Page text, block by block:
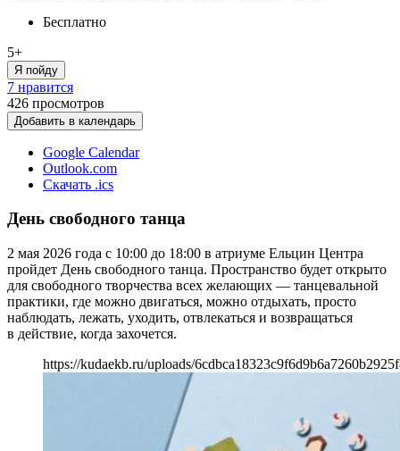
Бесплатно
5+
Я пойду
7 нравится
426 просмотров
Добавить в календарь
Google Calendar
Outlook.com
Скачать .ics
День свободного танца
2 мая 2026 года с 10:00 до 18:00 в атриуме Ельцин Центра
пройдет День свободного танца. Пространство будет открыто
для свободного творчества всех желающих — танцевальной
практики, где можно двигаться, можно отдыхать, просто
наблюдать, лежать, уходить, отвлекаться и возвращаться
в действие, когда захочется.
https://kudaekb.ru/uploads/